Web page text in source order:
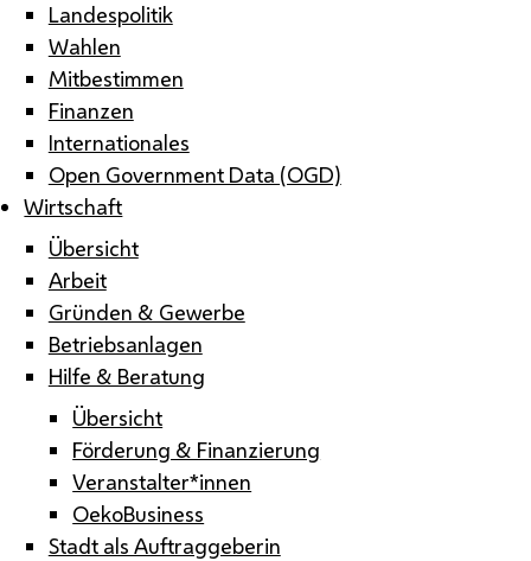
Landespolitik
Wahlen
Mitbestimmen
Finanzen
Internationales
Open Government Data (OGD)
Wirtschaft
Übersicht
Arbeit
Gründen & Gewerbe
Betriebsanlagen
Hilfe & Beratung
Übersicht
Förderung & Finanzierung
Veranstalter*innen
OekoBusiness
Stadt als Auftraggeberin